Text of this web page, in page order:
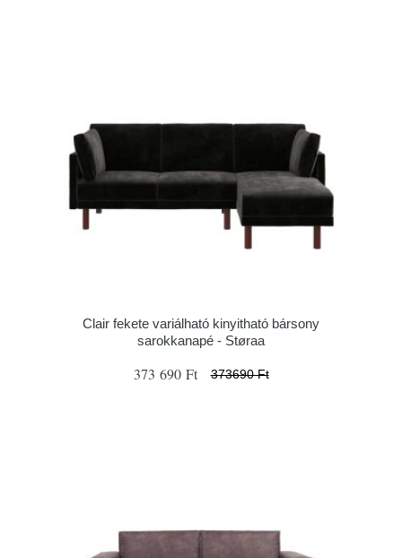
Clair fekete variálható kinyitható bársony
sarokkanapé - Støraa
373 690 Ft 373690 Ft